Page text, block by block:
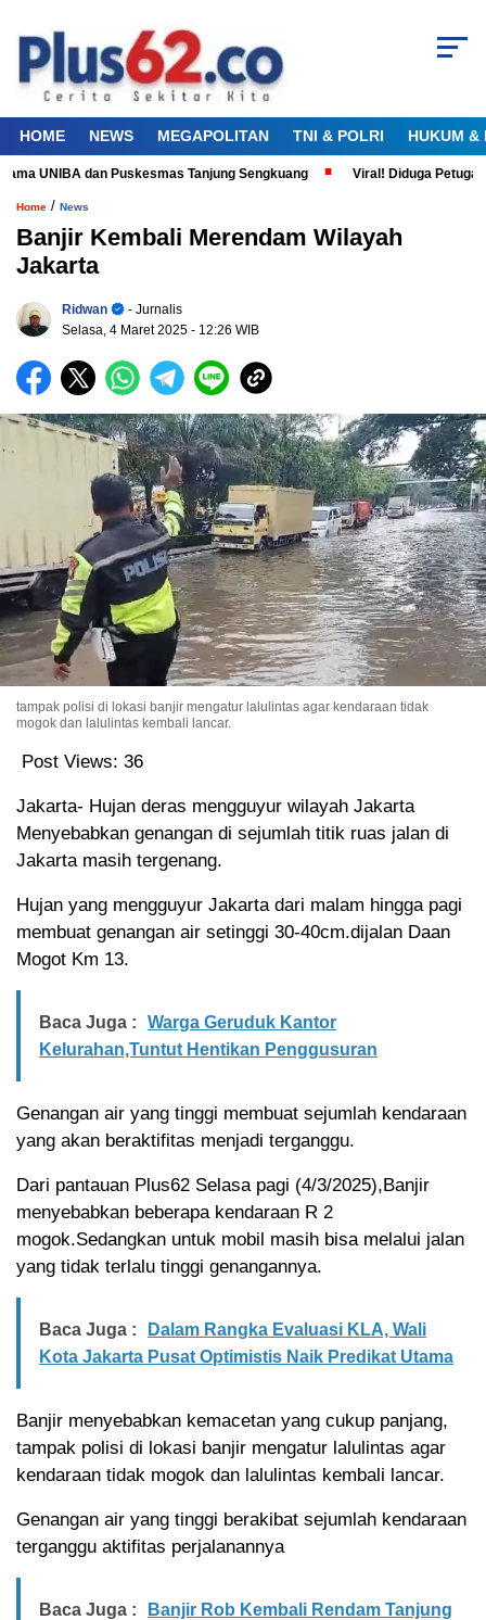
HOME NEWS MEGAPOLITAN TNI & POLRI HUKUM &
UNIBA dan Puskesmas Tanjung Sengkuang Viral! Diduga Petugas
Home / News
Banjir Kembali Merendam Wilayah
Jakarta
Ridwan
- Jurnalis
Selasa, 4 Maret 2025 - 12:26 WIB
tampak polisi di lokasi banjir mengatur lalulintas agar kendaraan tidak
mogok dan lalulintas kembali lancar.
Post Views: 36
Jakarta- Hujan deras mengguyur wilayah Jakarta
Menyebabkan genangan di sejumlah titik ruas jalan di
Jakarta masih tergenang.
Hujan yang mengguyur Jakarta dari malam hingga pagi
membuat genangan air setinggi 30-40cm.dijalan Daan
Mogot Km 13.
Baca Juga :
Warga Geruduk Kantor
Kelurahan,Tuntut Hentikan Penggusuran
Genangan air yang tinggi membuat sejumlah kendaraan
yang akan beraktifitas menjadi terganggu.
Dari pantauan Plus62 Selasa pagi (4/3/2025),Banjir
menyebabkan beberapa kendaraan R 2
mogok.Sedangkan untuk mobil masih bisa melalui jalan
yang tidak terlalu tinggi genangannya.
Baca Juga :
Dalam Rangka Evaluasi KLA, Wali
Kota Jakarta Pusat Optimistis Naik Predikat Utama
Banjir menyebabkan kemacetan yang cukup panjang,
tampak polisi di lokasi banjir mengatur lalulintas agar
kendaraan tidak mogok dan lalulintas kembali lancar.
Genangan air yang tinggi berakibat sejumlah kendaraan
terganggu aktifitas perjalanannya
Baca Juga :
Banjir Rob Kembali Rendam Tanjung